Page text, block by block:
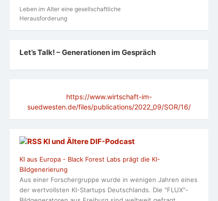
Leben im Alter eine gesellschaftliche
Herausforderung
Let’s Talk! – Generationen im Gespräch
https://www.wirtschaft-im-
suedwesten.de/files/publications/2022_09/SOR/16/
KI und Ältere DlF-Podcast
KI aus Europa - Black Forest Labs prägt die KI-
Bildgenerierung
Aus einer Forschergruppe wurde in wenigen Jahren eines
der wertvollsten KI-Startups Deutschlands. Die "FLUX"-